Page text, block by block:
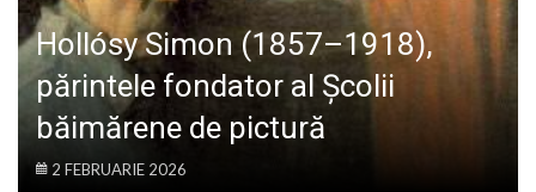
Hollósy Simon (1857–1918),
părintele fondator al Școlii
băimărene de pictură
2 FEBRUARIE 2026